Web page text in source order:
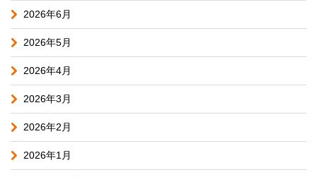
2026年6月
2026年5月
2026年4月
2026年3月
2026年2月
2026年1月